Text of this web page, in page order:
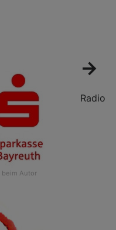
beim Autor
→
Radio